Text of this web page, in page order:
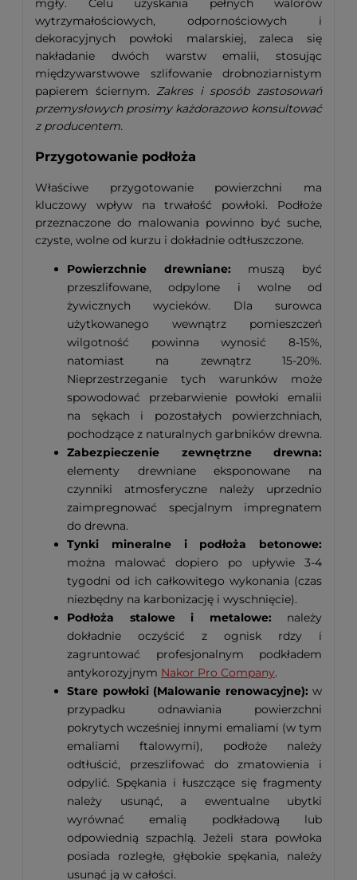
mgły. Celu uzyskania pełnych walorów
wytrzymałościowych, odpornościowych i
dekoracyjnych powłoki malarskiej, zaleca się
nakładanie dwóch warstw emalii, stosując
międzywarstwowe szlifowanie drobnoziarnistym
papierem ściernym.Zakres i sposób zastosowań
przemysłowych prosimy każdorazowo konsultować
z producentem.
Przygotowanie podłoża
Właściwe przygotowanie powierzchni ma
kluczowy wpływ na trwałość powłoki. Podłoże
przeznaczone do malowania powinno być suche,
czyste, wolne od kurzu i dokładnie odtłuszczone.
Powierzchnie drewniane: muszą być
przeszlifowane, odpylone i wolne od
żywicznych wycieków. Dla surowca
użytkowanego wewnątrz pomieszczeń
wilgotność powinna wynosić 8-15%,
natomiast na zewnątrz 15-20%.
Nieprzestrzeganie tych warunków może
spowodować przebarwienie powłoki emalii
na sękach i pozostałych powierzchniach,
pochodzące z naturalnych garbników drewna.
Zabezpieczenie zewnętrzne drewna:
elementy drewniane eksponowane na
czynniki atmosferyczne należy uprzednio
zaimpregnować specjalnym impregnatem
do drewna.
Tynki mineralne i podłoża betonowe:
można malować dopiero po upływie 3-4
tygodni od ich całkowitego wykonania (czas
niezbędny na karbonizację i wyschnięcie).
Podłoża stalowe i metalowe: należy
dokładnie oczyścić z ognisk rdzy i
zagruntować profesjonalnym podkładem
antykorozyjnym Nakor Pro Company.
Stare powłoki (Malowanie renowacyjne): w
przypadku odnawiania powierzchni
pokrytych wcześniej innymi emaliami (w tym
emaliami ftalowymi), podłoże należy
odtłuścić, przeszlifować do zmatowienia i
odpylić. Spękania i łuszczące się fragmenty
należy usunąć, a ewentualne ubytki
wyrównać emalią podkładową lub
odpowiednią szpachlą. Jeżeli stara powłoka
posiada rozległe, głębokie spękania, należy
usunąć ją w całości.